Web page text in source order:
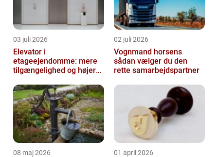
03 juli 2026
Elevator i
etageejendomme: mere
tilgængelighed og højere
02 juli 2026
Vognmand horsens
sådan vælger du den
rette samarbejdspartner
08 maj 2026 01 april 2026